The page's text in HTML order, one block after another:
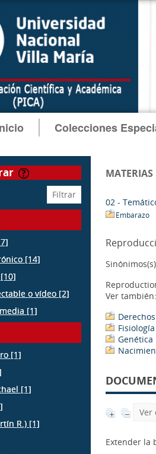
Colecciones
[14]
[10]
o vídeo [2]
[1]
[1]
[1]
R.) [1]
MATERIAS
02 -
Embarazo
Sinónimos(s)
Ver también:
Genética
Ver
Extender la